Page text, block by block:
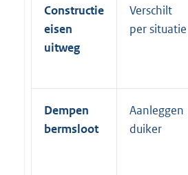
Constructie
eisen
uitweg
Verschilt
per situatie
Dempen
bermsloot
Aanleggen
duiker